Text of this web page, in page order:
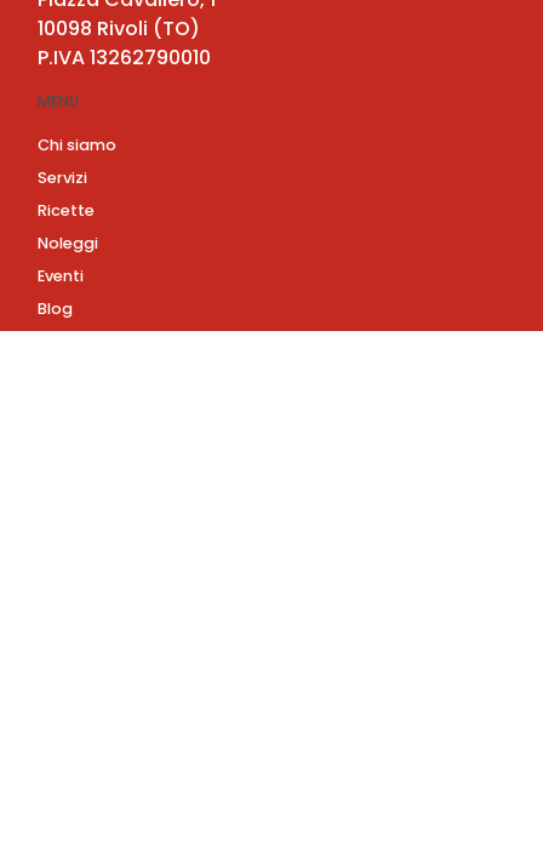
10098 Rivoli (TO)
P.IVA13262790010
MENU
Chi siamo
Servizi
Ricette
Noleggi
Eventi
Blog